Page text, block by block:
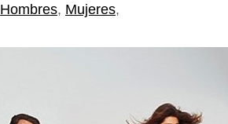
Hombres, Mujeres,